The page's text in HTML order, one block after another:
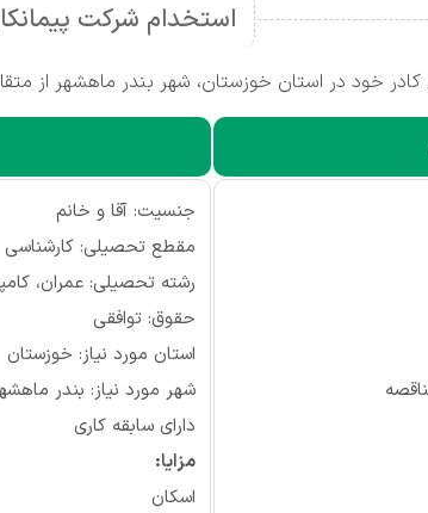
استخدام شرکت
خود در استان خوزستان، شهر بندر ماهشهر از
جنسیت: آقا و خانم
مقطع تحصیلی: کارشناسی
رشته تحصیلی: عمران،
حقوق: توافقی
استان مورد نیاز: خوزستان
شهر مورد نیاز: بندر
دارای سابقه کاری
مزایا:
اسکان